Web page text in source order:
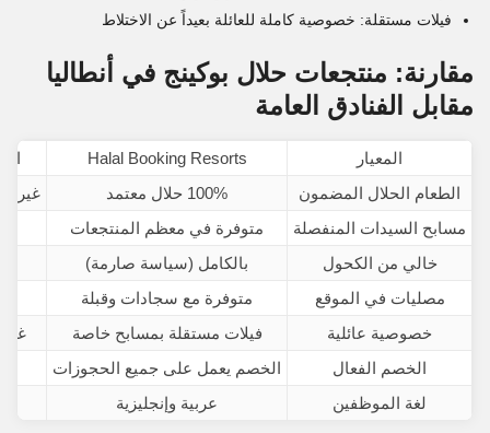
فيلات مستقلة: خصوصية كاملة للعائلة بعيداً عن الاختلاط
مقارنة: منتجعات حلال بوكينج في أنطاليا
مقابل الفنادق العامة
المعيار Halal Booking Resorts
الطعام الحلال المضمون
100% حلال معتمد
غير
مسابح السيدات المنفصلة
متوفرة في معظم المنتجعات
خالي من الكحول
بالكامل (سياسة صارمة)
مصليات في الموقع
متوفرة مع سجادات وقبلة
خصوصية عائلية
فيلات مستقلة بمسابح خاصة
الخصم الفعال
الخصم يعمل على جميع الحجوزات
لغة الموظفين
عربية وإنجليزية